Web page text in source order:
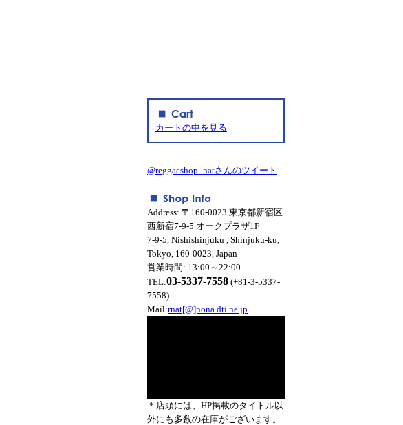
カートの中を見る
@reggaeshop_natさんのツイート
Address: 〒160-0023 東京都新宿区
西新宿7-9-5 オークプラザ1F
7-9-5, Nishishinjuku , Shinjuku-ku,
Tokyo, 160-0023, Japan
営業時間: 13:00～22:00
TEL:03-5337-7558 (+81-3-5337-
7558)
Mail:rnat[@]nona.dti.ne.jp
＊店頭には、HP掲載のタイトル以
外にも多数の在庫がございます。